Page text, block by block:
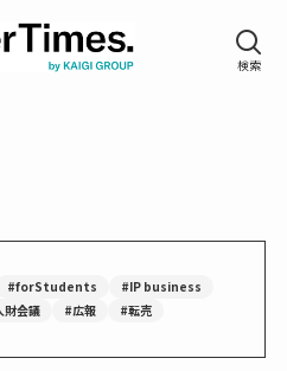
#forStudents
#IP business
財会議 #広報 #転売